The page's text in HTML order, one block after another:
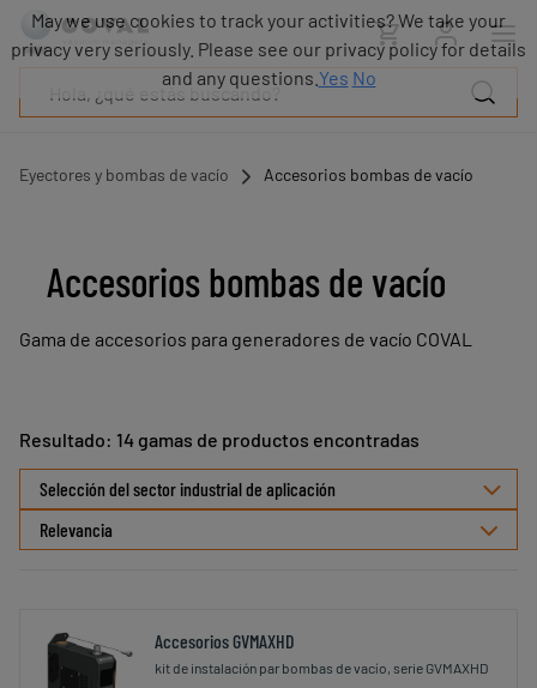
Eyectores y bombas de vacío Accesorios bombas de vacío
Accesorios bombas de vacío
Gama de accesorios para generadores de vacío COVAL
Resultado: 14 gamas de productos encontradas
Seleccionar
ordenamiento
Selección del sector industrial de aplicación
Accesorios GVMAXHD
kit de instalación par bombas de vacío, serie GVMAXHD
Productos
Industrias
Recursos
Contacto
Contacto
May we use cookies to track your activities? We take your
privacy very seriously. Please see our privacy policy for details
and any questions. Yes No